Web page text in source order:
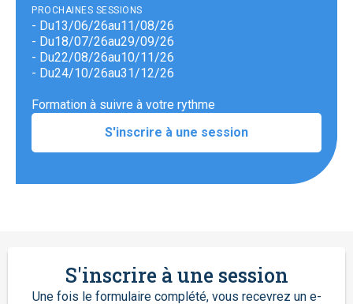
PROCHAINES SESSIONS
- Du13/06/26au11/08/26
- Du18/07/26au29/09/26
- Du22/08/26au10/11/26
- Du24/10/26au31/12/26
Formation à suivre à votre rythme
S'inscrire à une session
S'inscrire à une session
Une fois le formulaire complété, vous recevrez un e-